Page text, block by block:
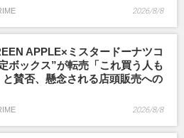
2026/8/8
APPLE×ミスタードーナツコ
ボックス”が転売「これ買う人も
と賛否、懸念される店頭販売への
2026/8/8